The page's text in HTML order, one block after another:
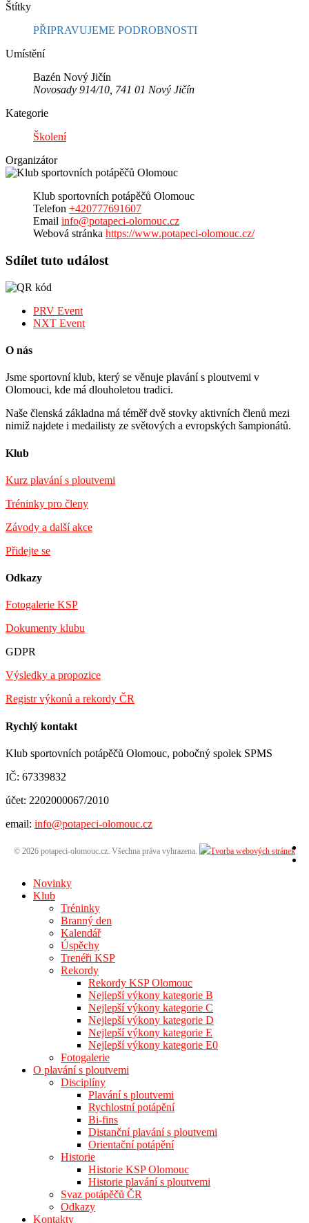
Štítky
PŘIPRAVUJEME PODROBNOSTI
Umístění
Bazén Nový Jičín
Novosady 914/10, 741 01 Nový Jičín
Kategorie
Školení
Organizátor
Klub sportovních potápěčů Olomouc
Telefon +420777691607
Email info@potapeci-olomouc.cz
Webová stránka https://www.potapeci-olomouc.cz/
Sdílet tuto událost
PRV Event
NXT Event
O nás
Jsme sportovní klub, který se věnuje plavání s ploutvemi v
Olomouci, kde má dlouholetou tradici.
Naše členská základna má téměř dvě stovky aktivních členů mezi
nimiž najdete i medailisty ze světových a evropských šampionátů.
Klub
Kurz plavání s ploutvemi
Tréninky pro členy
Závody a další akce
Přidejte se
Odkazy
Fotogalerie KSP
Dokumenty klubu
GDPR
Výsledky a propozice
Registr výkonů a rekordy ČR
Rychlý kontakt
Klub sportovních potápěčů Olomouc, pobočný spolek SPMS
IČ: 67339832
účet: 2202000067/2010
email: info@potapeci-olomouc.cz
© 2026 potapeci-olomouc.cz. Všechna práva vyhrazena.
Novinky
Klub
Tréninky
Branný den
Kalendář
Úspěchy
Trenéři KSP
Rekordy
Rekordy KSP Olomouc
Nejlepší výkony kategorie B
Nejlepší výkony kategorie C
Nejlepší výkony kategorie D
Nejlepší výkony kategorie E
Nejlepší výkony kategorie E0
Fotogalerie
O plavání s ploutvemi
Disciplíny
Plavání s ploutvemi
Rychlostní potápění
Bi-fins
Distanční plavání s ploutvemi
Orientační potápění
Historie
Historie KSP Olomouc
Historie plavání s ploutvemi
Svaz potápěčů ČR
Odkazy
Kontakty